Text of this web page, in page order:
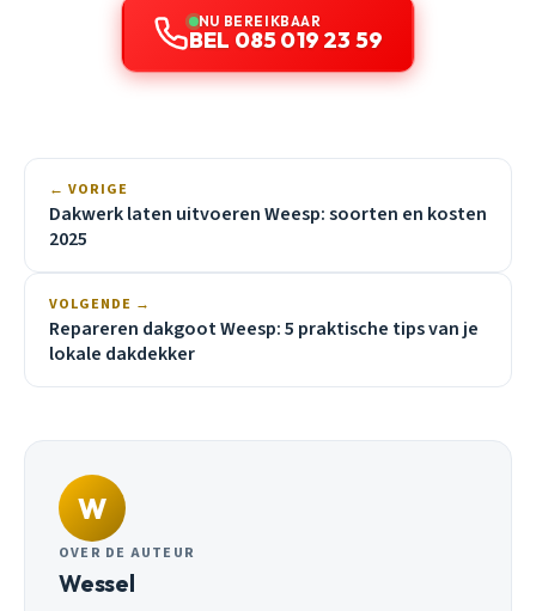
NU BEREIKBAAR
BEL 085 019 23 59
← VORIGE
Dakwerk laten uitvoeren Weesp: soorten en kosten
2025
VOLGENDE →
Repareren dakgoot Weesp: 5 praktische tips van je
lokale dakdekker
W
OVER DE AUTEUR
Wessel